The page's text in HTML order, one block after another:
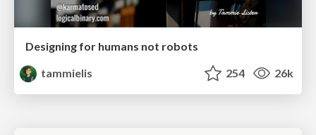
Designing for humans not robots
tammielis
254 26k